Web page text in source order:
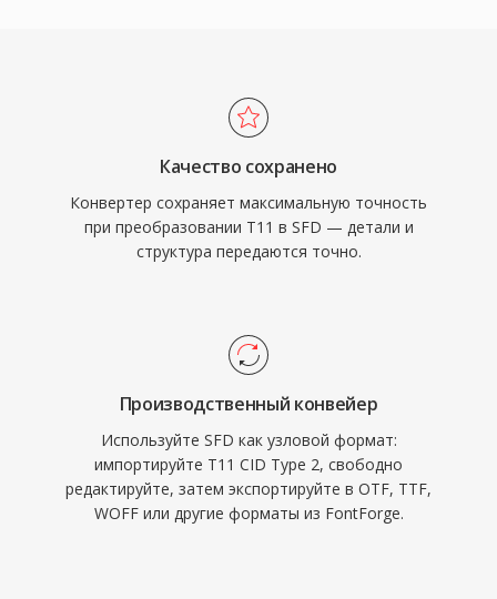
Качество сохранено
Конвертер сохраняет максимальную точность
при преобразовании T11 в SFD — детали и
структура передаются точно.
Производственный конвейер
Используйте SFD как узловой формат:
импортируйте T11 CID Type 2, свободно
редактируйте, затем экспортируйте в OTF, TTF,
WOFF или другие форматы из FontForge.